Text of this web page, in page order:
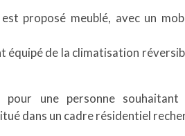
est proposé meublé, avec un
équipé de la climatisation
pour une personne
dans un cadre résidentiel